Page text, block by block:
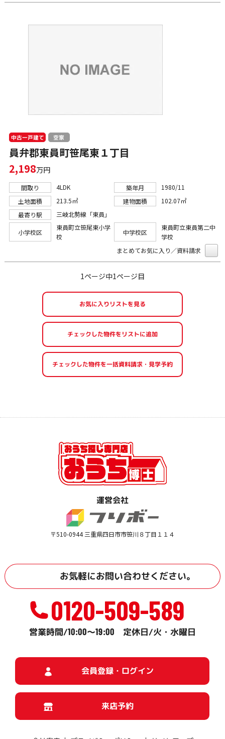
中古一戸建て 空家
員弁郡東員町笹尾東１丁目
2,198万円
間取り 4LDK 築年月
1980/11
土地面積
213.5㎡ 建物面積
102.07㎡
最寄り駅
三岐北勢線「東員」
小学校区
東員町立笹尾東小学
校
中学校区
東員町立東員第二中
学校
まとめてお気に入り／資料請求
1ページ中1ページ目
お気に入りリストを見る
運営会社
〒510-0944 三重県四日市市笹川８丁目１１４
お気軽にお問い合わせください。
0120-509-589
営業時間/10:00～19:00 定休日/火・水曜日
会員登録・ログイン
来店予約